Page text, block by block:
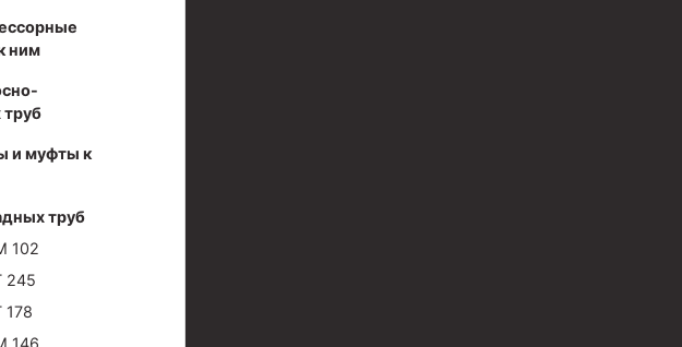
ним
и муфты к
труб
102
245
146